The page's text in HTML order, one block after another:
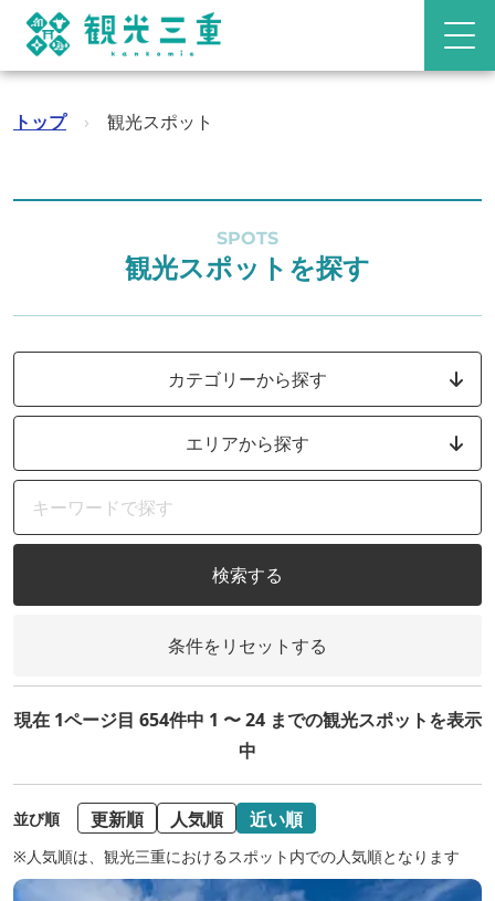
トップ › 観光スポット
SPOTS
観光スポットを探す
カテゴリーから探す
エリアから探す
検索する
条件をリセットする
現在 1ページ目 654件中 1 〜 24 までの観光スポットを表示
中
並び順 更新順 人気順 近い順
※人気順は、観光三重におけるスポット内での人気順となります